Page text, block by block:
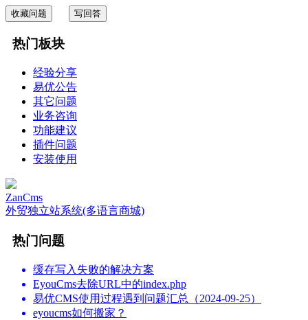
收藏问题 写回答
热门板块
经验分享
易优公告
其它问题
业务咨询
功能建议
插件问题
安装使用
ZanCms
外贸独立站系统(多语言商城)
热门问题
缓存写入失败的解决方案
EyouCms去除URL中的index.php
易优CMS使用过程遇到问题汇总（2024-09-25）
eyoucms如何搬家？